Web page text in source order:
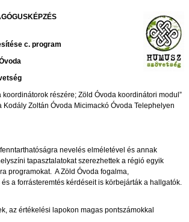
c. program
részére; Zöld Óvoda koordinátori modul”
Zoltán Óvoda Micimackó Óvoda Telephelyen
nevelés elméletével és annak
tapasztalatokat szerezhettek a régió egyik
programokat. A Zöld Óvoda fogalma,
a forrásteremtés kérdéseit is körbejárták a hallgatók.
az értékelési lapokon magas pontszámokkal